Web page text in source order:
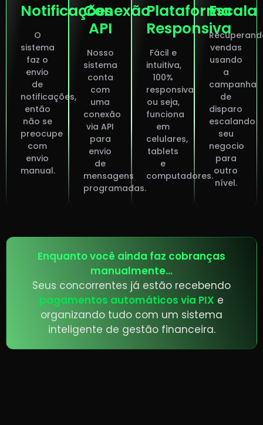
Notificações
O
sistema
faz o
envio
de
notificações,
então
não se
preocupe
com
envio
manual.
Conexão
API
Nosso
sistema
conta
com
uma
conexão
via API
para
envio
de
mensagens
programadas.
Plataforma
Responsiva
Fácil e
intuitiva,
100%
responsiva
ou seja,
funciona
em
celulares,
tablets
e
computadores.
Escala
vendas
usando
a
campanha
de
disparo
escalando
seu
negocio
para
outro
nível.
Enquanto você ainda faz cobranças
manualmente...
Seus concorrentes já estão recebendo
pagamentos automáticos via PIX e
organizando tudo com um sistema
inteligente de gestão financeira.